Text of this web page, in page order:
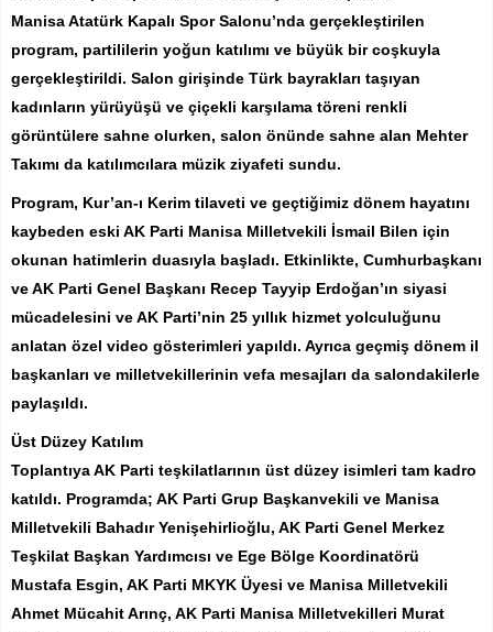
Manisa Atatürk Kapalı Spor Salonu’nda gerçekleştirilen
program, partililerin yoğun katılımı ve büyük bir coşkuyla
gerçekleştirildi. Salon girişinde Türk bayrakları taşıyan
kadınların yürüyüşü ve çiçekli karşılama töreni renkli
görüntülere sahne olurken, salon önünde sahne alan Mehter
Takımı da katılımcılara müzik ziyafeti sundu.
Program, Kur’an-ı Kerim tilaveti ve geçtiğimiz dönem hayatını
kaybeden eski AK Parti Manisa Milletvekili İsmail Bilen için
okunan hatimlerin duasıyla başladı. Etkinlikte, Cumhurbaşkanı
ve AK Parti Genel Başkanı Recep Tayyip Erdoğan’ın siyasi
mücadelesini ve AK Parti’nin 25 yıllık hizmet yolculuğunu
anlatan özel video gösterimleri yapıldı. Ayrıca geçmiş dönem il
başkanları ve milletvekillerinin vefa mesajları da salondakilerle
paylaşıldı.
Üst Düzey Katılım
Toplantıya AK Parti teşkilatlarının üst düzey isimleri tam kadro
katıldı. Programda; AK Parti Grup Başkanvekili ve Manisa
Milletvekili Bahadır Yenişehirlioğlu, AK Parti Genel Merkez
Teşkilat Başkan Yardımcısı ve Ege Bölge Koordinatörü
Mustafa Esgin, AK Parti MKYK Üyesi ve Manisa Milletvekili
Ahmet Mücahit Arınç, AK Parti Manisa Milletvekilleri Murat